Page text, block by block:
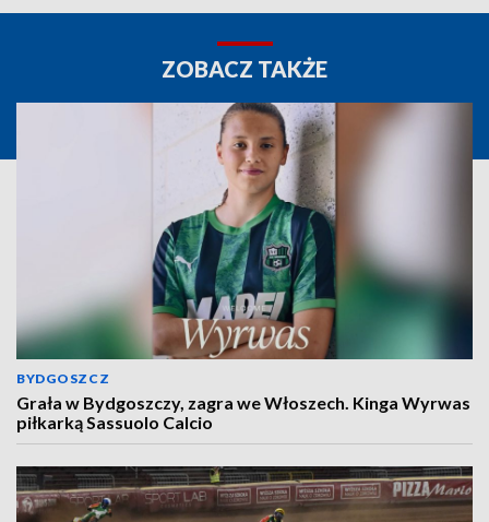
ZOBACZ TAKŻE
BYDGOSZCZ
Grała w Bydgoszczy, zagra we Włoszech. Kinga Wyrwas
piłkarką Sassuolo Calcio